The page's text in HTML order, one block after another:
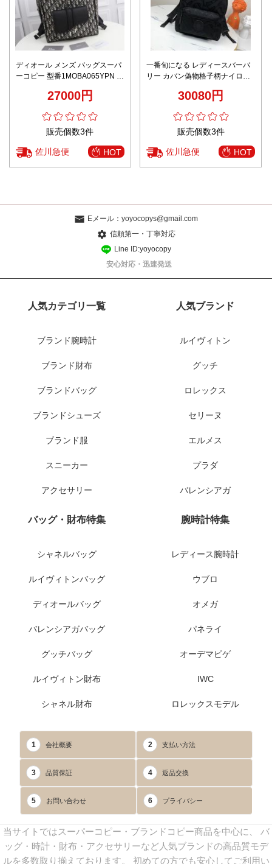
ディオール メンズ バッグスーパ
ーコピー 型番1MOBA065YPN 牛
柄メンズ ホワイト
27000円
販売個数3件
佐川急便 HOT
一番旬になる レディースバーバ
リー カバン偽物格子柄ナイロン
30080円
販売個数3件
佐川急便 HOT
Eメール： yoyocopys@gmail.com
信頼第一・丁寧対応
Line ID:yoyocopy
安心対応・迅速発送
人気カテゴリ一覧
ブランド腕時計
ブランド財布
ブランドバッグ
ブランドシューズ
ブランド服
スニーカー
アクセサリー
人気ブランド
ルイヴィトン
グッチ
ロレックス
セリーヌ
エルメス
プラダ
バレンシアガ
バッグ・財布特集
シャネルバッグ
ルイヴィトンバッグ
ディオールバッグ
バレンシアガバッグ
グッチバッグ
ルイヴィトン財布
シャネル財布
腕時計特集
レディース腕時計
ウブロ
オメガ
パネライ
オーデマピゲ
IWC
ロレックスモデル
1 会社概要 2 支払い方法
3 品質保証 4 返品交換
5 お問い合わせ 6 プライバシー
当サイトではスーパーコピー・ブランドコピー商品を中心に、 バ
ッグ・時計・財布・アクセサリーなど人気ブランドの高品質モデ
ルを多数取り揃えております。 初めての方でも安心してご利用い